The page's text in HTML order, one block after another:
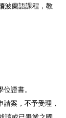
波蘭語課程，教
證書。
案，不予受理，